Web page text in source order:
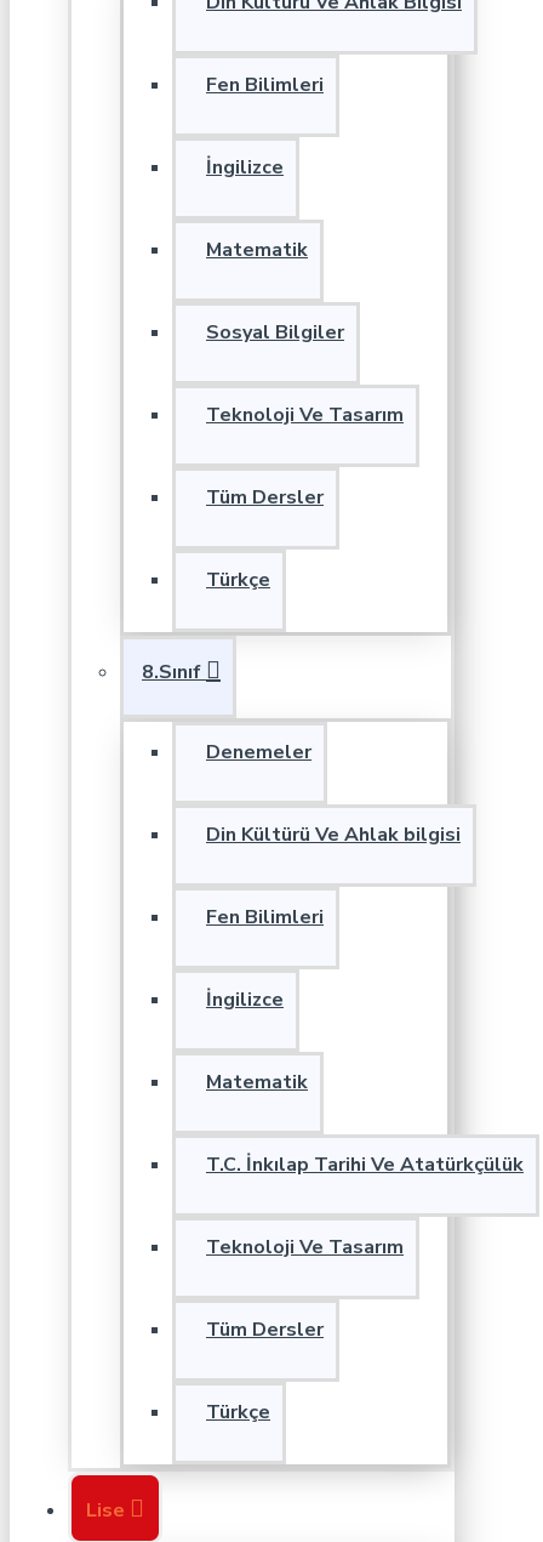
Fen Bilimleri
İngilizce
Matematik
Sosyal Bilgiler
Teknoloji Ve Tasarım
Tüm Dersler
Türkçe
8.Sınıf
Denemeler
Din Kültürü Ve Ahlak bilgisi
Fen Bilimleri
İngilizce
Matematik
T.C. İnkılap Tarihi Ve Atatürkçülük
Teknoloji Ve Tasarım
Tüm Dersler
Türkçe
Lise